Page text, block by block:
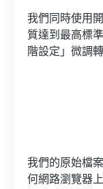
我們同時使用
質達到最高標
階設定」微調
我們的原始檔
何網路瀏覽器